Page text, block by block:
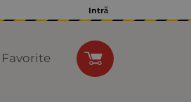
Intră
Favorite